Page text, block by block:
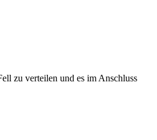
zu verteilen und es im Anschluss